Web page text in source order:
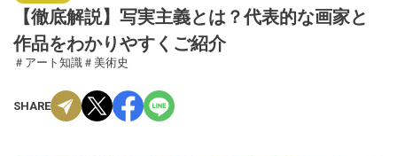
【徹底解説】写実主義とは？代表的な画家と
作品をわかりやすくご紹介
＃アート知識 ＃美術史
SHARE